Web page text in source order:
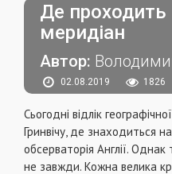
Де проходить
меридіан
Автор:
02.08.2019 1826
Сьогодні відлік
Гринвічу, де знаходиться
обсерваторія Англії.
не завжди. Кожна велика